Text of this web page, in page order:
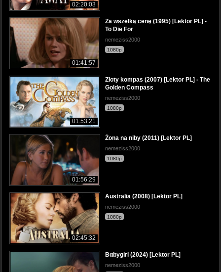
02:20:03
01:41:57
Za wszelką cenę (1995) [Lektor PL] -
To Die For
nemeziss2000
1080p
01:53:21
Złoty kompas (2007) [Lektor PL] - The
Golden Compass
nemeziss2000
1080p
01:56:29
Żona na niby (2011) [Lektor PL]
nemeziss2000
1080p
02:45:32
Australia (2008) [Lektor PL]
nemeziss2000
1080p
BαbygiгI (2024) [Lektor PL]
nemeziss2000